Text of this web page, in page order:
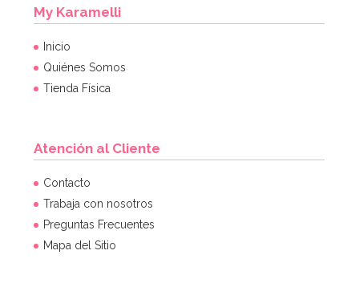
My Karamelli
Inicio
Quiénes Somos
Tienda Física
Atención al Cliente
Contacto
Trabaja con nosotros
Preguntas Frecuentes
Mapa del Sitio